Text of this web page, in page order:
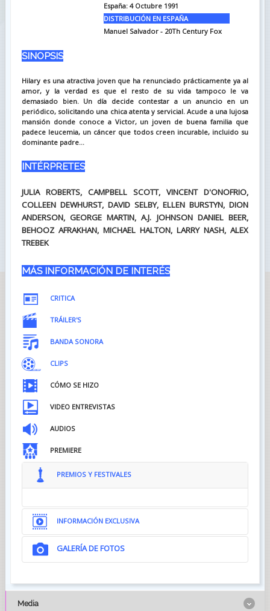
España: 4 Octubre 1991
DISTRIBUCIÓN EN ESPAÑA
Manuel Salvador - 20Th Century Fox
SINOPSIS
Hilary es una atractiva joven que ha renunciado prácticamente ya al
amor, y la verdad es que el resto de su vida tampoco le va
demasiado bien. Un día decide contestar a un anuncio en un
periódico, solicitando una chica atenta y servicial. Acude a una lujosa
mansión donde conoce a Victor, un joven de buena familia que
padece leucemia, un cáncer que todos creen incurable, incluido su
dominante padre...
INTÉRPRETES
JULIA ROBERTS, CAMPBELL SCOTT, VINCENT D'ONOFRIO,
COLLEEN DEWHURST, DAVID SELBY, ELLEN BURSTYN, DION
ANDERSON, GEORGE MARTIN, A.J. JOHNSON DANIEL BEER,
BEHOOZ AFRAKHAN, MICHAEL HALTON, LARRY NASH, ALEX
TREBEK
MÁS INFORMACIÓN DE INTERÉS
CRITICA
TRÁILER'S
BANDA SONORA
CLIPS
CÓMO SE HIZO
VIDEO ENTREVISTAS
AUDIOS
PREMIERE
PREMIOS Y FESTIVALES
INFORMACIÓN EXCLUSIVA
GALERÍA DE FOTOS
Media